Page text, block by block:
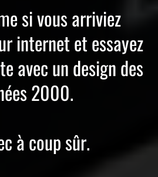
si vous arriviez
internet et essayez
avec un design des
2000.
à coup sûr.